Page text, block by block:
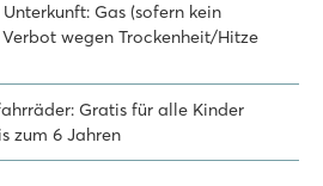
Gas (sofern kein
wegen Trockenheit/Hitze
Gratis für alle Kinder
zum 6 Jahren